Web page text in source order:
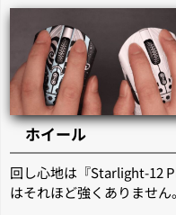
ホイール
回し心地は『Starlight-12
はそれほど強くありませ